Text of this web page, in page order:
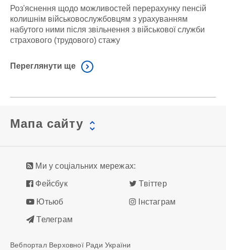
Роз'яснення щодо можливостей перерахунку пенсій
колишнім військовослужбовцям з урахуванням
набутого ними після звільнення з військової служби
страхового (трудового) стажу
Переглянути ще
Мапа сайту
Ми у соціальних мережах:
Фейсбук Твіттер
Ютьюб Інстаграм
Телеграм
Вебпортал Верховної Ради України